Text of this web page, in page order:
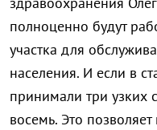
полноценно будут
участка для
населения. И если в
принимали три узких
восемь. Это